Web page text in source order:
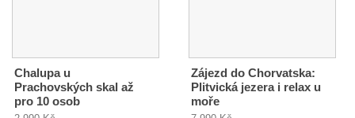
Chalupa u
Prachovských skal až
pro 10 osob
Zájezd do Chorvatska:
Plitvická jezera i relax u
moře